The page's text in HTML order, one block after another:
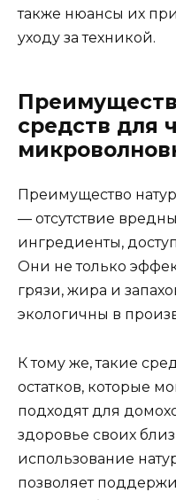
также нюансы их
уходу за техникой.
средств для
Преимущество
— отсутствие
ингредиенты,
Они не только
грязи, жира и
экологичны в
К тому же, такие
остатков, которые
подходят для
здоровье своих
использование
позволяет